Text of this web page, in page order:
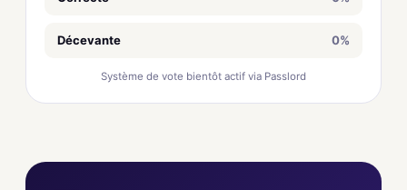
Décevante 0%
Système de vote bientôt actif via Passlord